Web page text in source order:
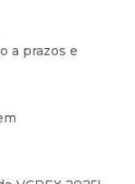
a prazos e